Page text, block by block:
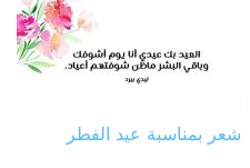
شعر بمناسبة عيد الفطر